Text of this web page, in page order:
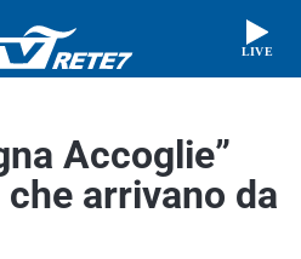
LIVE
Accoglie”
arrivano da